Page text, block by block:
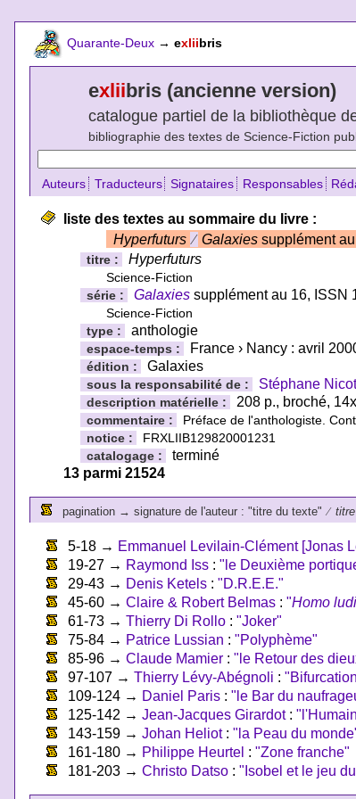
Quarante-Deux → exliibris
exliibris (ancienne version)
catalogue partiel de la bibliothèque
bibliographie des textes de Science-Fiction
Auteurs Traducteurs Signataires Responsables
liste des textes au sommaire du livre :
Hyperfuturs ⁄ Galaxies supplément
titre : Hyperfuturs
Science-Fiction
série :
Galaxies supplément au 16, ISSN
Science-Fiction
type :
anthologie
espace-temps : France › Nancy : avril
édition : Galaxies
sous la responsabilité de : Stéphane
description matérielle : 208 p., broché,
commentaire :
Préface de l'anthologiste.
notice :
FRXLIIB129820001231
catalogage :
terminé
13 parmi 21524
pagination → signature de l'auteur : "titre du texte" ⁄
5-18 → Emmanuel Levilain-Clément [Jonas
19-27 → Raymond Iss :"le Deuxième
29-43 → Denis Ketels :"D.R.E.E."
45-60 → Claire & Robert Belmas :"Homo
61-73 → Thierry Di Rollo :"Joker"
75-84 → Patrice Lussian :"Polyphème"
85-96 → Claude Mamier :"le Retour des
97-107 → Thierry Lévy-Abégnoli :
109-124 → Daniel Paris :"le Bar du
125-142 → Jean-Jacques Girardot:
143-159 → Johan Heliot:"la Peau du
161-180 → Philippe Heurtel :"Zone franche"
181-203 → Christo Datso :"Isobel et le jeu